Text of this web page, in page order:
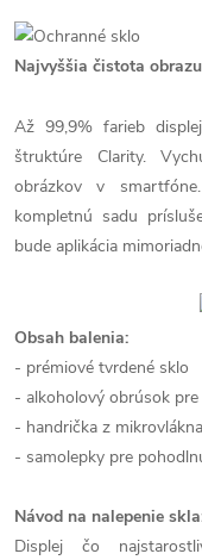
Najvyššia čistota
Až 99,9% farieb
štruktúre Clarity.
obrázkov v
kompletnú sadu
bude aplikácia
Obsah balenia:
- prémiové tvrdené sklo
- alkoholový obrúsok
- handrička z mikrovlákna
- samolepky pre
Návod na nalepenie
Displej čo